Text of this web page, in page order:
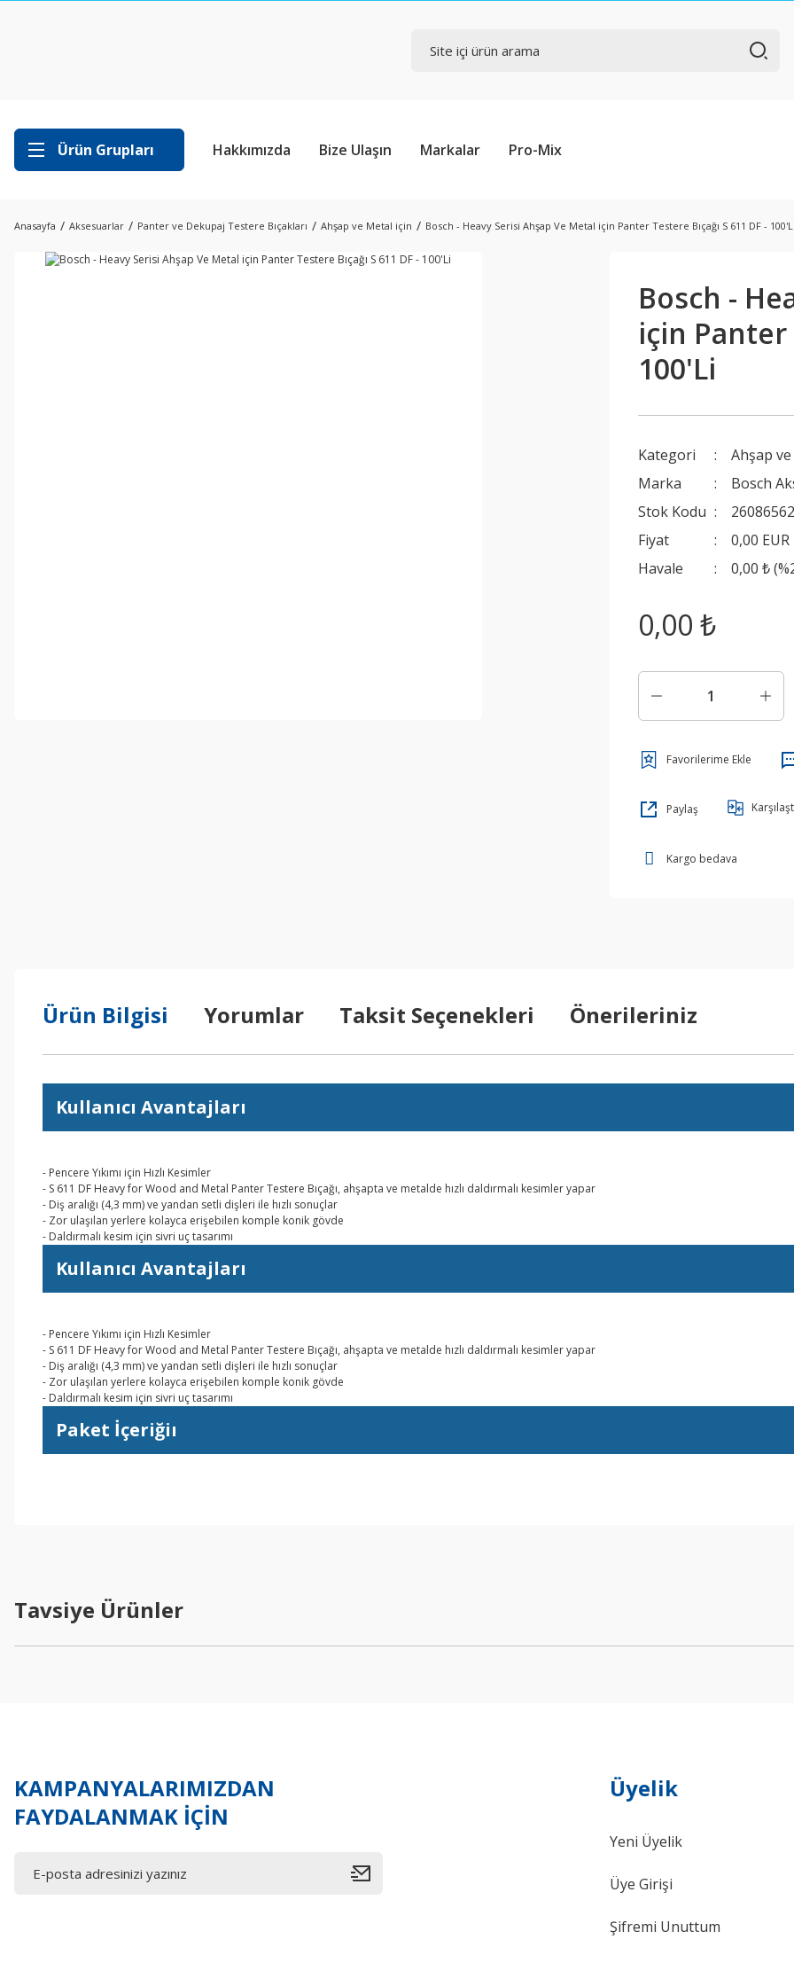
Ürün Grupları Hakkımızda Bize Ulaşın Markalar Pro-Mix
Anasayfa Aksesuarlar Panter ve Dekupaj Testere Bıçakları Ahşap ve Metal için Bosch - Heavy Serisi Ahşap Ve Metal için Panter Testere Bıçağı S 611 DF -
Bosch -
için Panter
100'Li
Kategori
Ahşap
Marka
Bosch
Stok Kodu
Fiyat
0,00
Havale
0,00 ₺
0,00 ₺
Paylaş
Kargo bedava
Ürün Bilgisi Yorumlar Taksit Seçenekleri Önerileriniz
Kullanıcı Avantajları
- Pencere Yıkımı için Hızlı Kesimler
- S 611 DF Heavy for Wood and Metal Panter Testere Bıçağı, ahşapta ve metalde hızlı daldırmalı kesimler yapar
- Diş aralığı (4,3 mm) ve yandan setli dişleri ile hızlı sonuçlar
- Zor ulaşılan yerlere kolayca erişebilen komple konik gövde
- Daldırmalı kesim için sivri uç tasarımı
Kullanıcı Avantajları
- Pencere Yıkımı için Hızlı Kesimler
- S 611 DF Heavy for Wood and Metal Panter Testere Bıçağı, ahşapta ve metalde hızlı daldırmalı kesimler yapar
- Diş aralığı (4,3 mm) ve yandan setli dişleri ile hızlı sonuçlar
- Zor ulaşılan yerlere kolayca erişebilen komple konik gövde
- Daldırmalı kesim için sivri uç tasarımı
Paket İçeriğiı
Ürün bilgilerinde hatalar bulunuyor.
Ürün fiyatı diğer sitelerden daha pahalı.
Gönder
Tavsiye Ürünler
KAMPANYALARIMIZDAN
FAYDALANMAK İÇİN
Üyelik
Yeni Üyelik
Üye Girişi
Şifremi Unuttum